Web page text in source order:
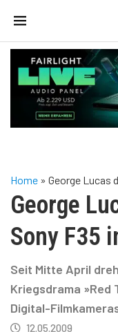
Home » George Lucas
George
Sony F35
Seit Mitte April
Kriegsdrama »Red
Digital-
12.05.2009